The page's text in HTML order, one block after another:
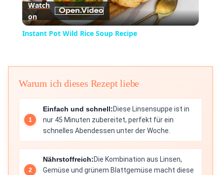
Video
Watch
on
Instant Pot Wild Rice Soup Recipe
Warum ich dieses Rezept liebe
Einfach und schnell:Diese Linsensuppe ist in
nur 45 Minuten zubereitet, perfekt für ein
schnelles Abendessen unter der Woche.
Nährstoffreich:Die Kombination aus Linsen,
Gemüse und grünem Blattgemüse macht diese